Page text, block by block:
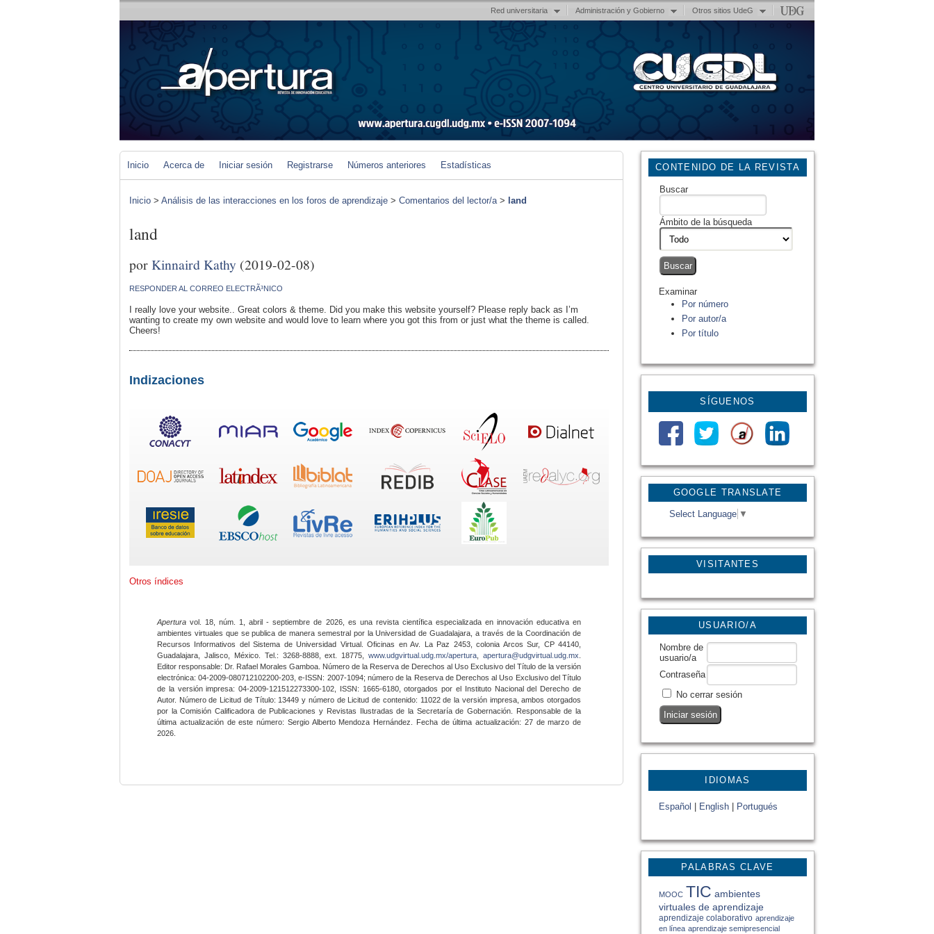
Red universitaria Administración y Gobierno Otros sitios UdeG
GOOGLE TRANSLATE
Select Language ▼
VISITANTES
CONTENIDO DE LA REVISTA
Buscar
Ámbito de la búsqueda
Examinar
Por número
Por autor/a
Por título
SÍGUENOS
USUARIO/A
Nombre de
usuario/a
Contraseña
No cerrar sesión
IDIOMAS
Español English Portugués
PALABRAS CLAVE
MOOC TIC ambientes
virtuales de aprendizaje
aprendizaje colaborativo aprendizaje
en línea aprendizaje semipresencial
Inicio Acerca de Iniciar sesión Registrarse Números anteriores Estadísticas
Inicio > Análisis de las interacciones en los foros de aprendizaje > Comentarios del lector/a> land
land
porKinnaird Kathy (2019-02-08)
RESPONDER AL CORREO ELECTRÃ³NICO
I really love your website.. Great colors & theme. Did you make this website yourself? Please reply back as I’m
wanting to create my own website and would love to learn where you got this from or just what the theme is called.
Cheers!
Indizaciones
Otros índices
Apertura vol. 18, núm. 1, abril - septiembre de 2026, es una revista científica especializada en innovación educativa en
ambientes virtuales que se publica de manera semestral por la Universidad de Guadalajara, a través de la Coordinación de
Recursos Informativos del Sistema de Universidad Virtual. Oficinas en Av. La Paz 2453, colonia Arcos Sur, CP 44140,
Guadalajara, Jalisco, México. Tel.: 3268-8888, ext. 18775,www.udgvirtual.udg.mx/apertura apertura@udgvirtual.udg.mx
Editor responsable: Dr. Rafael Morales Gamboa. Número de la Reserva de Derechos al Uso Exclusivo del Título de la versión
electrónica: 04-2009-080712102200-203, e-ISSN: 2007-1094; número de la Reserva de Derechos al Uso Exclusivo del Título
de la versión impresa: 04-2009-121512273300-102, ISSN: 1665-6180, otorgados por el Instituto Nacional del Derecho de
Autor. Número de Licitud de Título: 13449 y número de Licitud de contenido: 11022 de la versión impresa, ambos otorgados
por la Comisión Calificadora de Publicaciones y Revistas Ilustradas de la Secretaría de Gobernación. Responsable de la
última actualización de este número: Sergio Alberto Mendoza Hernández. Fecha de última actualización: 27 de marzo de
2026.